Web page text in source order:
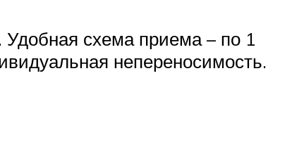
схема приема – по 1
непереносимость.